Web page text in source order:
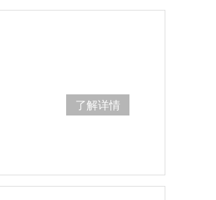
了解详情